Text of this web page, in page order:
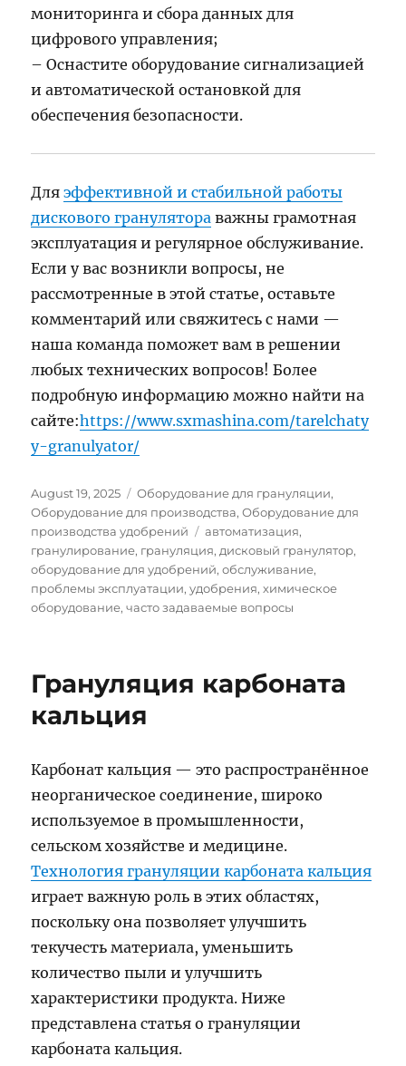
мониторинга и сбора данных для
цифрового управления;
– Оснастите оборудование сигнализацией
и автоматической остановкой для
обеспечения безопасности.
Дляэффективной и стабильной работы
дискового гранулятора важны грамотная
эксплуатация и регулярное обслуживание.
Если у вас возникли вопросы, не
рассмотренные в этой статье, оставьте
комментарий или свяжитесь с нами —
наша команда поможет вам в решении
любых технических вопросов! Более
подробную информацию можно найти на
сайте:https://www.sxmashina.com/tarelchaty
y-granulyator/
Posted
on
August 19, 2025 Categories
Оборудование для грануляции,
Оборудование для производства,Оборудование для
производства удобрений
Tags
автоматизация,
гранулирование, грануляция, дисковый гранулятор,
оборудование для удобрений,обслуживание,
проблемы эксплуатации,удобрения,химическое
оборудование,часто задаваемые вопросы
Грануляция карбоната
кальция
Карбонат кальция — это распространённое
неорганическое соединение, широко
используемое в промышленности,
сельском хозяйстве и медицине.
Технология грануляции карбоната кальция
играет важную роль в этих областях,
поскольку она позволяет улучшить
текучесть материала, уменьшить
количество пыли и улучшить
характеристики продукта. Ниже
представлена статья о грануляции
карбоната кальция.